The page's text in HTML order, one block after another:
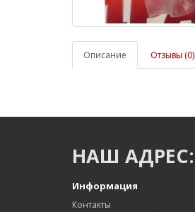
Описание Отзывы (0)
НАШ АДРЕС:
Информация
Контакты